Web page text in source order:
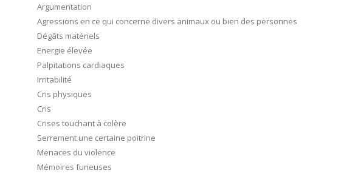
Argumentation
Agressions en ce qui concerne divers animaux ou bien des personnes
Dégâts matériels
Energie élevée
Palpitations cardiaques
Irritabilité
Cris physiques
Cris
Crises touchant à colère
Serrement une certaine poitrine
Menaces du violence
Mémoires furieuses